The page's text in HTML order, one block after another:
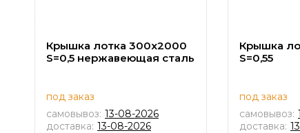
Крышка лотка 300х2000
S=0,5 нержавеющая сталь
под заказ
самовывоз: 13-08-2026
доставка: 13-08-2026
Крышка
S=0,55
под заказ
самовывоз:
доставка: